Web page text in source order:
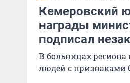
Кемеровский
награды
подписал
В больницах региона
людей с признаками